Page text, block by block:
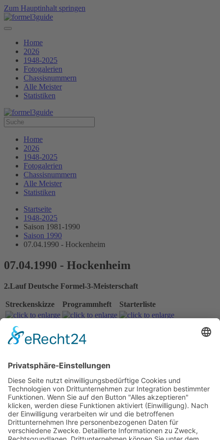
Zum Hauptinhalt springen
Home
2026
1948-2025
Fotogalerien
Chassisnummern
Alle Meister
Statistiken
Home
2026
1948-2025
Fotogalerien
Chassisnummern
Alle Meister
Statistiken
Startseite
1948-2025
Saison 1981-1990
Saison 1990
07.04.1990 - Hockenheim
07.04.1990 - Hockenheim
2.Lauf Deutsche Formel-3-Meisterschaft
Streckenskizze Programmheft Starterliste
Nennungsliste
Ergebnis freies Training
Ergebnis Zeittraining 1
Original Zeitnahme
Ergebnis Zeittraining 2
Gesamtergebnis Zeittraining 1+2
Original Zeitnahme
Ergebnis Warm Up